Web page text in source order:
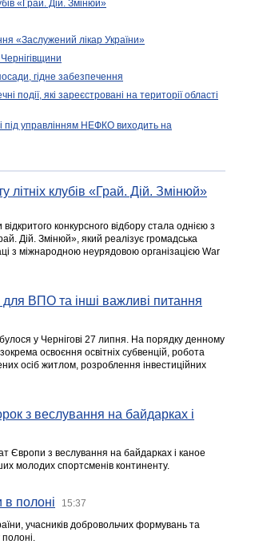
«Грай. Дій. Змінюй»
«Заслужений лікар України»
гідне забезпечення
події, які зареєстровані на території області
під управлінням НЕФКО виходить на
літніх клубів «Грай. Дій. Змінюй»
конкурсного відбору стала однією з
Дій. Змінюй», який реалізує громадська
з міжнародною неурядовою організацією War
для ВПО та інші важливі питання
у Чернігові 27 липня. На порядку денному
освоєння освітніх субвенцій, робота
осіб житлом, розроблення інвестиційних
з веслування на байдарках і
Європи з веслування на байдарках і каное
молодих спортсменів континенту.
в полоні 15:37
учасників добровольчих формувань та
полоні.